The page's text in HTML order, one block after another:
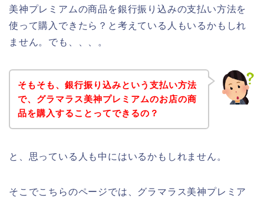
美神プレミアムの商品を銀行振り込みの支払い方法を
使って購入できたら？と考えている人もいるかもしれ
ません。でも、、、。
そもそも、銀行振り込みという支払い方法
で、グラマラス美神プレミアムのお店の商
品を購入することってできるの？
と、思っている人も中にはいるかもしれません。
そこでこちらのページでは、グラマラス美神プレミア